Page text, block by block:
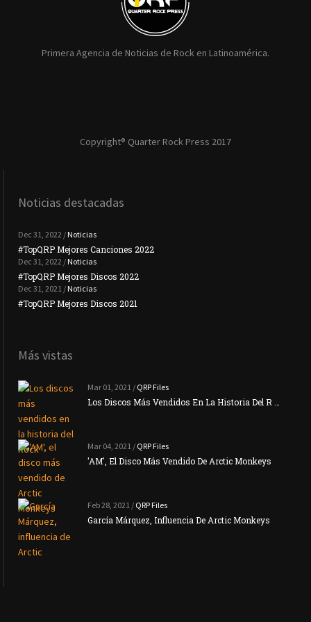
Primera Agencia de Noticias de Rock en Latinoamérica.
Copyright® Quarter Rock Press 2017
Noticias destacadas
Dec 31, 2022 / Noticias
#TopQRP Mejores Canciones 2022
Dec 31, 2022 / Noticias
#TopQRP Mejores Discos 2022
Dec 31, 2021 / Noticias
#TopQRP Mejores Discos 2021
Más vistas
Mar 01, 2021 / QRP Files
Los Discos Más Vendidos En La Historia Del R …
Mar 04, 2021 / QRP Files
'AM', El Disco Más Vendido De Arctic Monkeys
Feb 28, 2021 / QRP Files
García Márquez, Influencia De Arctic Monkeys